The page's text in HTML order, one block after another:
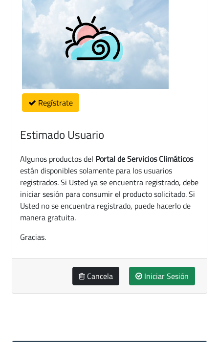
Regístrate
Estimado Usuario
Algunos productos del Portal de Servicios Climáticos
están disponibles solamente para los usuarios
registrados. Si Usted ya se encuentra registrado, debe
iniciar sesión para consumir el producto solicitado. Si
Usted no se encuentra registrado, puede hacerlo de
manera gratuita.
Gracias.
Cancela Iniciar Sesión